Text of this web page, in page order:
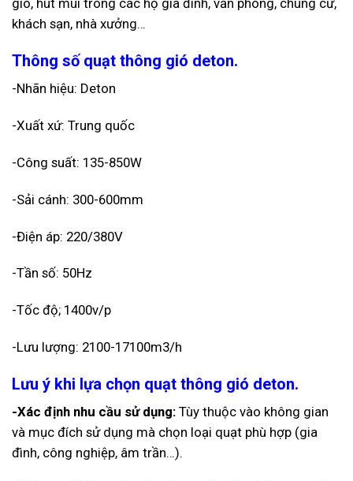
khách sạn, nhà xưởng…
Thông số quạt thông gió deton.
-Nhãn hiệu: Deton
-Xuất xứ: Trung quốc
-Công suất: 135-850W
-Sải cánh: 300-600mm
-Điện áp: 220/380V
-Tần số: 50Hz
-Tốc độ; 1400v/p
-Lưu lượng: 2100-17100m3/h
Lưu ý khi lựa chọn quạt thông gió deton.
-Xác định nhu cầu sử dụng: Tùy thuộc vào không gian
và mục đích sử dụng mà chọn loại quạt phù hợp (gia
đình, công nghiệp, âm trần…).